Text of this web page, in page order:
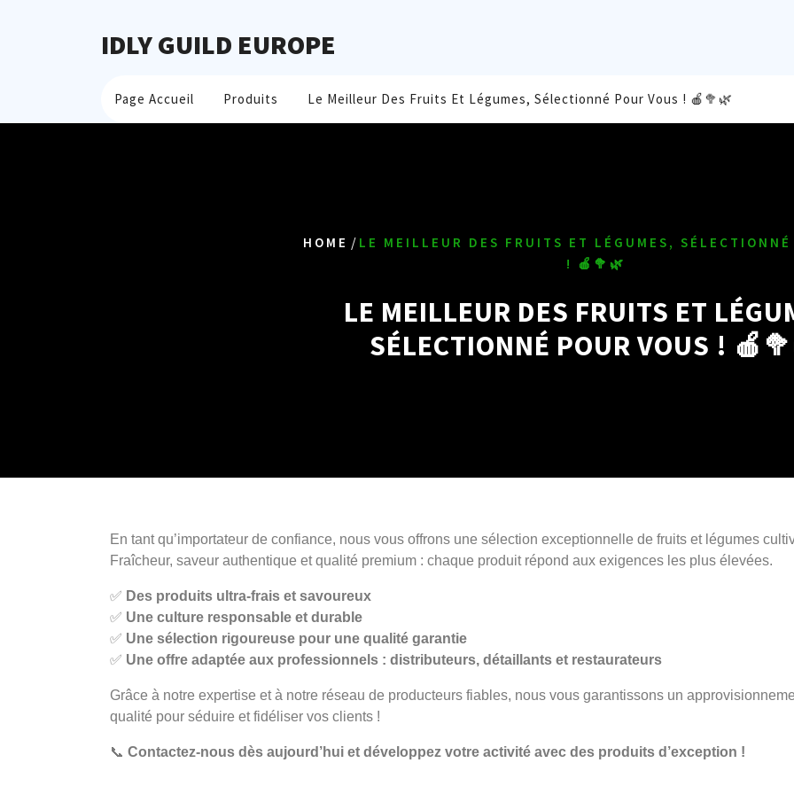
IDLY GUILD EUROPE
Page Accueil Produits Le Meilleur Des Fruits Et Légumes, Sélectionné Pour Vous ! 🍎🥦🌿
HOME / LE MEILLEUR DES FRUITS ET LÉGUMES, SÉLECTIONNÉ
! 🍎🥦🌿
LE MEILLEUR DES FRUITS ET
SÉLECTIONNÉ POUR VOUS !
En tant qu’importateur de confiance, nous vous offrons une sélection exceptionnelle de fruits et légumes
Fraîcheur, saveur authentique et qualité premium : chaque produit répond aux exigences les plus élevées.
✅ Des produits ultra-frais et savoureux
✅ Une culture responsable et durable
✅ Une sélection rigoureuse pour une qualité garantie
✅ Une offre adaptée aux professionnels : distributeurs, détaillants et restaurateurs
Grâce à notre expertise et à notre réseau de producteurs fiables, nous vous garantissons un
qualité pour séduire et fidéliser vos clients !
📞 Contactez-nous dès aujourd’hui et développez votre activité avec des produits d’exception !